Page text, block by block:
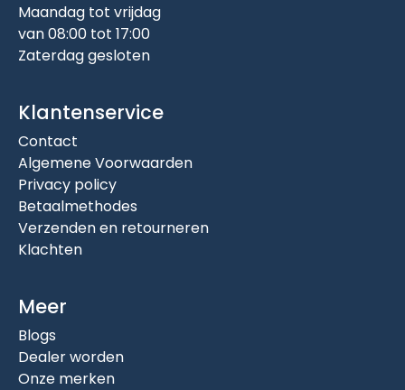
Maandag tot vrijdag
van 08:00 tot 17:00
Zaterdag gesloten
Klantenservice
Contact
Algemene Voorwaarden
Privacy policy
Betaalmethodes
Verzenden en retourneren
Klachten
Meer
Blogs
Dealer worden
Onze merken